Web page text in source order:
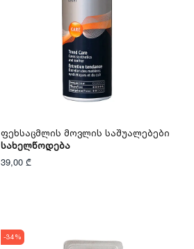
Ფეხსაცმლის Მოვლის Საშუალებები
Სახელწოდება
39,00 ₾
-34%